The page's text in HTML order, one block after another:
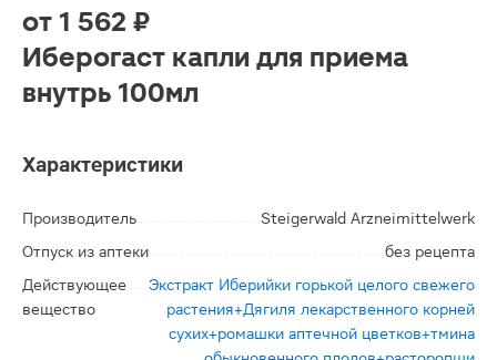
от 1 562 ₽
Иберогаст капли для приема
внутрь 100мл
Характеристики
Производитель
Steigerwald Arzneimittelwerk
Отпуск из аптеки
без рецепта
Действующее
вещество
Экстракт Иберийки горькой целого свежего
растения+Дягиля лекарственного корней
сухих+ромашки аптечной цветков+тмина